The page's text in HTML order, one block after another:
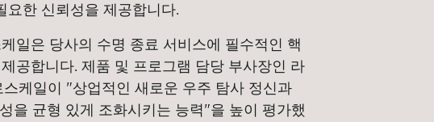
요한 신뢰성을 제공합니다.
일은 당사의 수명 종료 서비스에 필수적인 핵
공합니다. 제품 및 프로그램 담당 부사장인 라
케일이 "상업적인 새로운 우주 탐사 정신과
을 균형 있게 조화시키는 능력"을 높이 평가했